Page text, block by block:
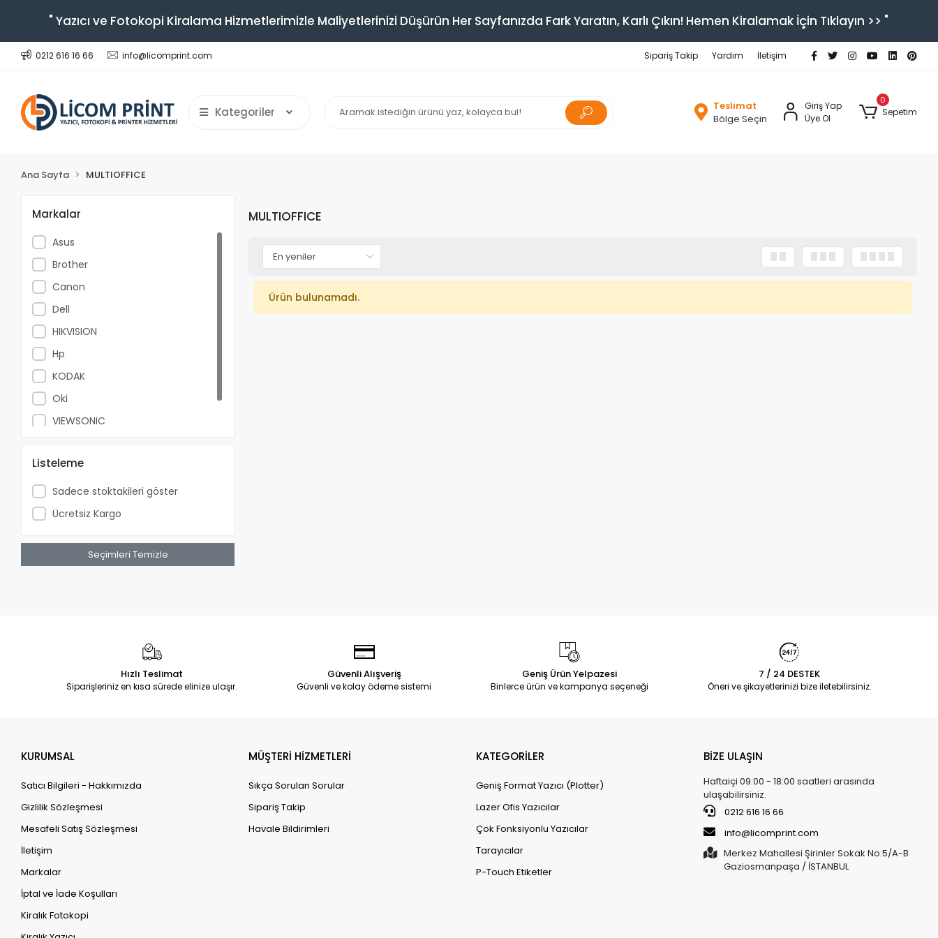
" Yazıcı ve Fotokopi Kiralama Hizmetlerimizle Maliyetlerinizi Düşürün Her Sayfanızda Fark Yaratın, Karlı Çıkın! Hemen Kiralamak İçin Tıklayın >> "
0212 616 16 66 info@licomprint.com Sipariş Takip Yardım İletişim
Kategoriler
Teslimat
Bölge Seçin
Giriş Yap
Üye Ol
0
Sepetim
Ana Sayfa MULTIOFFICE
Markalar
Asus
Brother
Canon
Dell
HIKVISION
Hp
KODAK
Oki
VIEWSONIC
Listeleme
Sadece stoktakileri göster
Ücretsiz Kargo
Seçimleri Temizle
MULTIOFFICE
Ürün bulunamadı.
Hızlı Teslimat
Siparişleriniz en kısa sürede elinize ulaşır.
Güvenli Alışveriş
Güvenli ve kolay ödeme sistemi
Geniş Ürün Yelpazesi
Binlerce ürün ve kampanya seçeneği
7 / 24 DESTEK
Öneri ve şikayetlerinizi bize iletebilirsiniz.
KURUMSAL
Satıcı Bilgileri - Hakkımızda
Gizlilik Sözleşmesi
Mesafeli Satış Sözleşmesi
İletişim
Markalar
İptal ve İade Koşulları
Kiralık Fotokopi
MÜŞTERİ HİZMETLERİ
Sıkça Sorulan Sorular
Sipariş Takip
Havale Bildirimleri
KATEGORİLER
Geniş Format Yazıcı (Plotter)
Lazer Ofis Yazıcılar
Çok Fonksiyonlu Yazıcılar
Tarayıcılar
P-Touch Etiketler
BİZE ULAŞIN
Haftaiçi 09:00 - 18:00 saatleri arasında
ulaşabilirsiniz.
0212 616 16 66
info@licomprint.com
Merkez Mahallesi Şirinler Sokak No:5/A-B
Gaziosmanpaşa / İSTANBUL